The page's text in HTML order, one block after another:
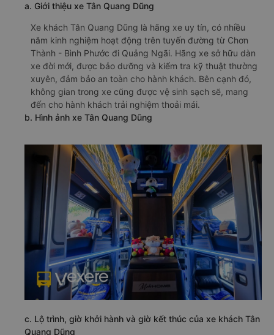
🚌 2. Xe Tân Quang Dũng khởi hành tại QL14, Tân
Thiện, Đồng Xoài, Bình Phước
a. Giới thiệu xe Tân Quang Dũng
Xe khách Tân Quang Dũng là hãng xe uy tín, có nhiều
năm kinh nghiệm hoạt động trên tuyến đường từ Chơn
Thành - Bình Phước đi Quảng Ngãi. Hãng xe sở hữu dàn
xe đời mới, được bảo dưỡng và kiểm tra kỹ thuật thường
xuyên, đảm bảo an toàn cho hành khách. Bên cạnh đó,
đến cho hành khách trải nghiệm thoải mái.
b. Hình ảnh xe Tân Quang Dũng